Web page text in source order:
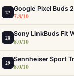
27 7.8/10
28 8.0/10
29 8.0/10